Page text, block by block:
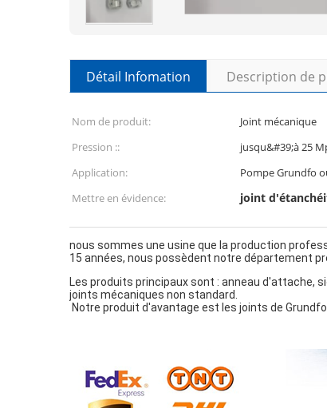
Détail Infomation Description de
Nom de produit: Joint mécanique
Pression ::
jusqu&#39;à 25
Application:
Pompe Grundfo
Mettre en évidence:
joint
nous sommes une usine que la production
15 années, nous possèdent notre département
Les produits principaux sont : anneau d'attache,
joints mécaniques non standard.
Notre produit d'avantage est les joints de Grundfos,